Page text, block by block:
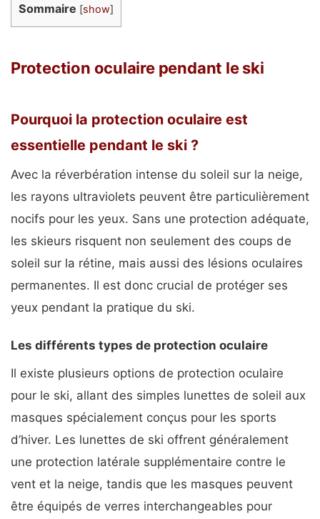
Sommaire [show]
Protection oculaire pendant le ski
Pourquoi la protection oculaire est
essentielle pendant le ski ?
Avec la réverbération intense du soleil sur la neige,
les rayons ultraviolets peuvent être particulièrement
nocifs pour les yeux. Sans une protection adéquate,
les skieurs risquent non seulement des coups de
soleil sur la rétine, mais aussi des lésions oculaires
permanentes. Il est donc crucial de protéger ses
yeux pendant la pratique du ski.
Les différents types de protection oculaire
Il existe plusieurs options de protection oculaire
pour le ski, allant des simples lunettes de soleil aux
masques spécialement conçus pour les sports
d’hiver. Les lunettes de ski offrent généralement
une protection latérale supplémentaire contre le
vent et la neige, tandis que les masques peuvent
être équipés de verres interchangeables pour